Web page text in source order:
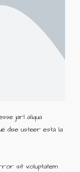
jarl aliqua
dise usteer está la
sit voluptatem